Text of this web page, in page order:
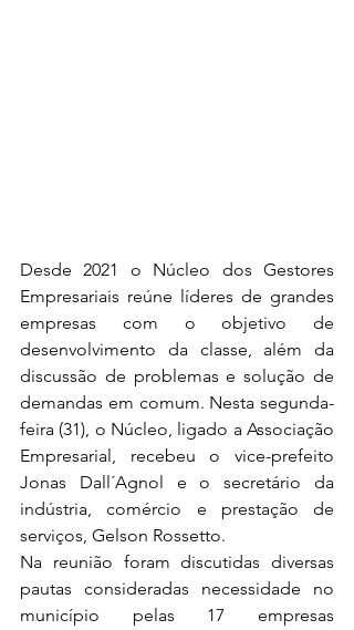
Desde 2021 o Núcleo dos Gestores
Empresariais reúne líderes de grandes
empresas com o objetivo de
desenvolvimento da classe, além da
discussão de problemas e solução de
demandas em comum. Nesta segunda-
feira (31), o Núcleo, ligado a Associação
Empresarial, recebeu o vice-prefeito
Jonas Dall´Agnol e o secretário da
indústria, comércio e prestação de
serviços, Gelson Rossetto.
Na reunião foram discutidas diversas
pautas consideradas necessidade no
município pelas 17 empresas